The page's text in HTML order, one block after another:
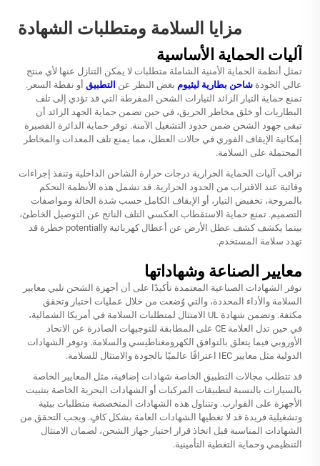
مزايا السلامة ومتطلبات الشهادة
آليات الحماية الأساسية
تمثل أنظمة الحماية الأمنية الشاملة متطلبات لا يمكن التنازل عنها لأي منتج
عالي الجودة شاحن بطارية ليثيوم بغض النظر عن التطبيق أو نقطة السعر.
تمنع حماية التيار الزائد التيارات الشحن المفرطة التي قد تؤدي إلى تلف
البطاريات أو خلق مخاطر الحريق، في حين تضمن حماية الجهد الزائد أن
تبقى جهود الشحن ضمن حدود التشغيل الآمنة. توفر حماية الدائرة القصيرة
إمكانية الإيقاف الفوري في حالات العطل، مما يمنع تلف المعدات والمخاطر
المحتملة على السلامة.
تراقب آليات الحماية الحرارية درجات حرارة الشاحن الداخلية وتنفذ إجراءات
وقائية عند الاقتراب من الحدود الحرارية. قد تشمل هذه الأنظمة التحكم
بالمروحة، تخفيض التيار، أو الإيقاف الكامل حسب شدة الحالة ومواصفات
التصميم. تمنع حماية الاستقطاب العكسي التلف الناتج عن التوصيل الخاطئ،
بينما يكشف كشف عطل الأرض عن أعطال كهربائية potentially خطرة قد
تهدد سلامة المستخدم.
معايير الصناعة وشهاداتها
توفر الشهادات الصناعية المعتمدة تأكيدًا على أن أجهزة الشحن تلبي معايير
السلامة والأداء المحددة، والتي وُضعت من خلال عمليات اختبار وتحقق
مكثفة. وتضمن شهادة UL الامتثال لمتطلبات السلامة في أمريكا الشمالية،
في حين تدل العلامة CE على المطابقة للتوجيهات الصادرة عن الاتحاد
الأوروبي فيما يتعلق بالتوافق الكهرومغناطيسي والسلامة. وتوفر الشهادات
الدولية مثل معايير IEC اعترافًا عالميًا بالجودة والامتثال للسلامة.
قد تتطلب مجالات التطبيق الخاصة شهادات إضافية، مثل المعايير الخاصة
بالسيارات بالنسبة لتطبيقات المركبات أو الشهادات البحرية الخاصة بتثبيت
الأجهزة على القوارب. وتتناول هذه الشهادات المتخصصة متطلبات بيئية
وتشغيلية فريدة قد لا تغطيها الشهادات العامة بشكل كافٍ. ويجب التحقق من
الشهادات المناسبة قبل اتخاذ قرار اختيار جهاز الشحن، لضمان الامتثال
التنظيمي وحماية التغطية التأمينية.